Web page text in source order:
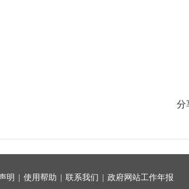
分
明 使用帮助 联系我们 政府网站工作年报